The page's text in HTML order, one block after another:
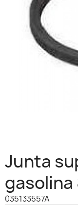
Junta
035133557A